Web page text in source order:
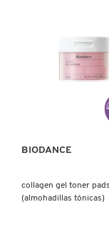
LANCÔME
VISTA
BIODANCE
collagen gel toner pads
(almohadillas tónicas)